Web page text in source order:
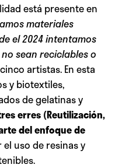
está presente en
materiales
el 2024 intentamos
sean reciclables o
artistas. En esta
y biotextiles,
de gelatinas y
erres (Reutilización,
del enfoque de
uso de resinas y